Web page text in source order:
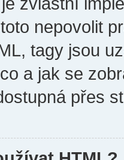
nepovolit
tagy jsou
a jak se
přes